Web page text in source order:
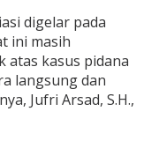
digelar pada
ini masih
atas kasus pidana
langsung dan
Jufri Arsad, S.H.,